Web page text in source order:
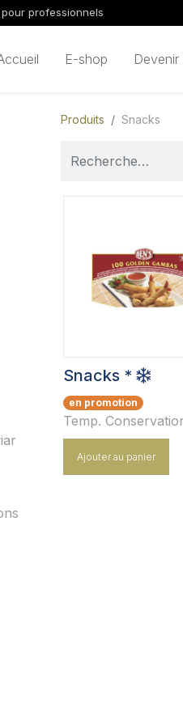
professionnels
E-shop Devenir
Produits Snacks
Snacks *
en promotion
Temp.
Ajouter au panier